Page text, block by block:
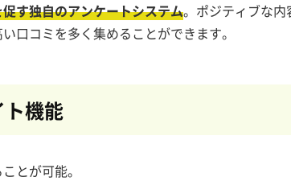
す独自のアンケートシステム。 ポジティブな内
口コミを多く集めることができます。
機能
とが可能。